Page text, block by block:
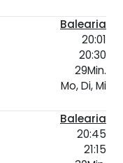
Balearia
20:01
20:30
29Min.
Mo, Di, Mi
Balearia
20:45
21:15